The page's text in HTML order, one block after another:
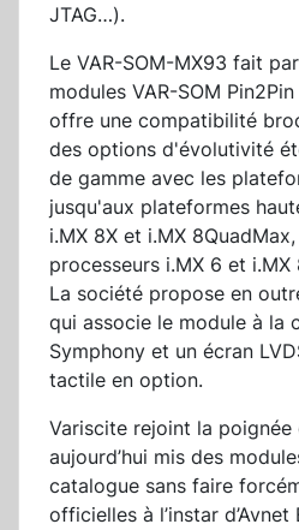
JTAG…).
Le VAR-SOM-MX93 fait
modules VAR-SOM
offre une compatibilité
des options d'évolutivité
de gamme avec les
jusqu'aux plateformes
i.MX 8X et i.MX
processeurs i.MX 6 et i.MX
La société propose en
qui associe le module à la
Symphony et un écran
tactile en option.
Variscite rejoint la
aujourd’hui mis des
catalogue sans faire
officielles à l’instar